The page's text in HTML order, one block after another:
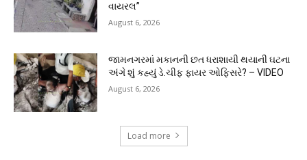
વાયરલ”
August 6, 2026
જામનગરમાં મકાનની છત ધરાશાયી થયાની ઘટના
અંગે શું કહ્યું ડે.ચીફ ફાયર ઓફિસરે? – VIDEO
August 6, 2026
Load more